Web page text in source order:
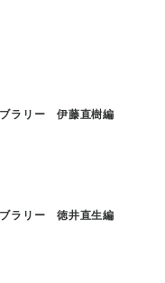
ラリー 伊藤直樹編
ラリー 徳井直生編